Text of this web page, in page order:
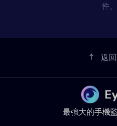
件
返
最強大的手機